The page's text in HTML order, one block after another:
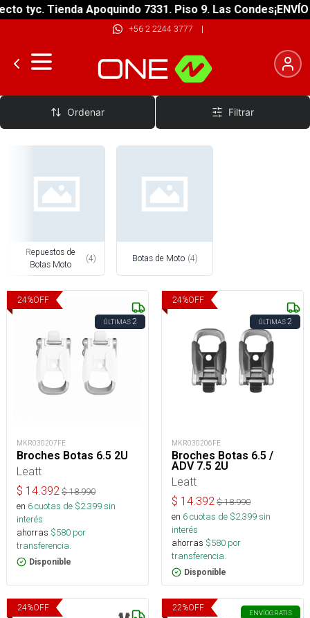
tyc. Tienda Apoquindo 7331. Piso 9. Las Condes¡ENVÍO
+56 2 2244 3777 |
Botas de Moto
Ordenar Filtrar
Repuestos de
Botas Moto
(4) Botas de Moto (4)
24%OFF
ÚLTIMAS2
MKR030207FE
Broches Botas 6.5 2U
Leatt
$ 14.392 $18.990
en 6cuotas de $2.399sin
interés
ahorras $580 por
transferencia.
Disponible
24%OFF
ÚLTIMAS2
MKR030206FE
Broches Botas 6.5 /
ADV 7.5 2U
Leatt
$ 14.392 $18.990
en 6cuotas de $2.399sin
interés
ahorras $580 por
transferencia.
Disponible
24%OFF 22%OFF
ENVÍOGRATIS